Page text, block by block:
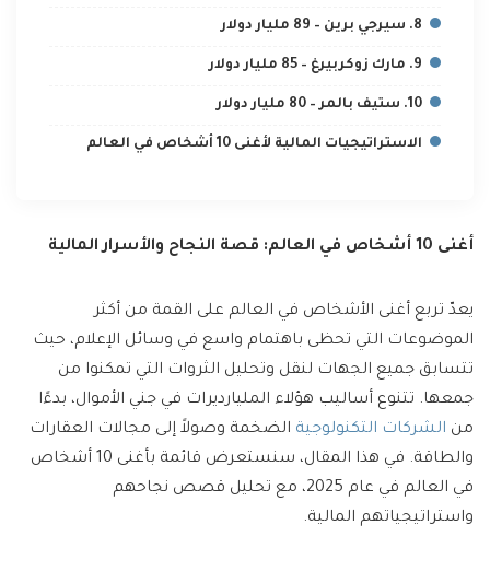
8. سيرجي برين – 89 مليار دولار
9. مارك زوكربيرغ – 85 مليار دولار
10. ستيف بالمر – 80 مليار دولار
الاستراتيجيات المالية لأغنى 10 أشخاص في العالم
أغنى 10 أشخاص في العالم: قصة النجاح والأسرار المالية
يعدّ تربع أغنى الأشخاص في العالم على القمة من أكثر
الموضوعات التي تحظى باهتمام واسع في وسائل الإعلام، حيث
تتسابق جميع الجهات لنقل وتحليل الثروات التي تمكنوا من
جمعها. تتنوع أساليب هؤلاء المليارديرات في جني الأموال، بدءًا
من الشركات التكنولوجية الضخمة وصولاً إلى مجالات العقارات
والطاقة. في هذا المقال، سنستعرض قائمة بأغنى 10 أشخاص
في العالم في عام 2025، مع تحليل قصص نجاحهم
واستراتيجياتهم المالية.